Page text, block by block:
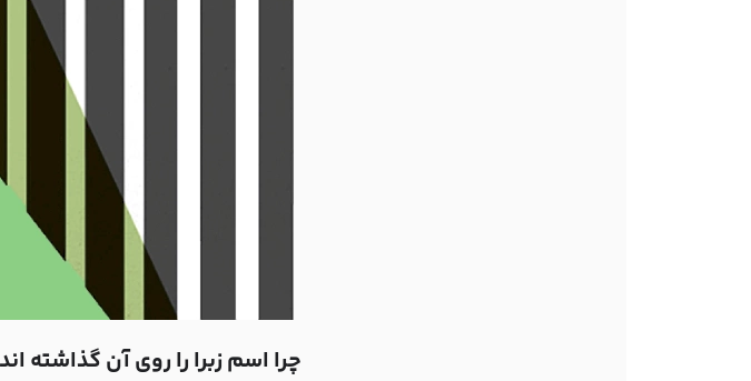
چرا اسم زبرا را روی آن گذاشته